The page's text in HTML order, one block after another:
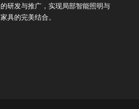
的研发与推广，实现局部智能照明与
家具的完美结合。